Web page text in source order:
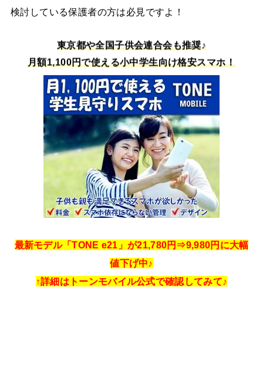
検討している保護者の方は必見ですよ！
東京都や全国子供会連合会も推奨♪
月額1,100円で使える小中学生向け格安スマホ！
最新モデル「TONE e21」が21,780円⇒9,980円に大幅
値下げ中♪
↑詳細はトーンモバイル公式で確認してみて♪